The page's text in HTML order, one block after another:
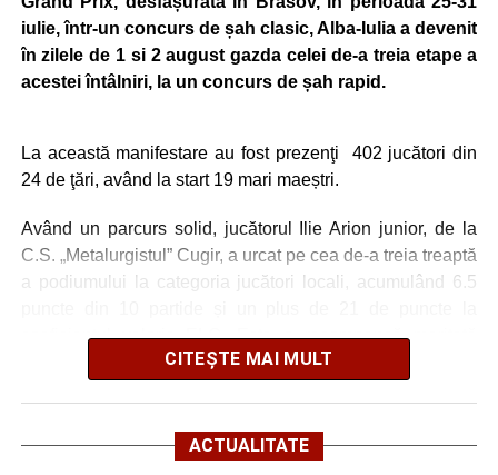
Butnariu, Udrea (60, Todoran), B. Minteuan (78, P.
Păcurar), Cocan, Goronea (60, Bura); Rezerve: Similie,
Iosif, Mâlnă, G. Cristea. Antrenor: Lucian Itu.
Hondorocu – Giurică, Morariu – Vreja, Viașu, Buțurcă –
Trip; rezerve Krupenschi, Fulga, Nițu, Mihăilă, Polgar, R.
Adaugă cugirinfo.ro ca sursă
preferată pe Google
iulie, într-un concurs de șah clasic, Alba-Iulia a devenit
în zilele de 1 si 2 august gazda celei de-a treia etape a
acestei întâlniri, la un concurs de șah rapid.
La această manifestare au fost prezenţi 402 jucători din
24 de ţări, având la start 19 mari maeștri.
Având un parcurs solid, jucătorul Ilie Arion junior, de la
C.S. „Metalurgistul” Cugir, a urcat pe cea de-a treia treaptă
a podiumului la categoria jucători locali, acumulând 6.5
coeficientul valoric ELO. Este o recompensă meritată
pentru tânărul jucător cugirean având în vedere că a fost
Ridicarea premiului a fost făcută de către maestrul Ovidiu
CITEȘTE MAI MULT
ACTUALITATE